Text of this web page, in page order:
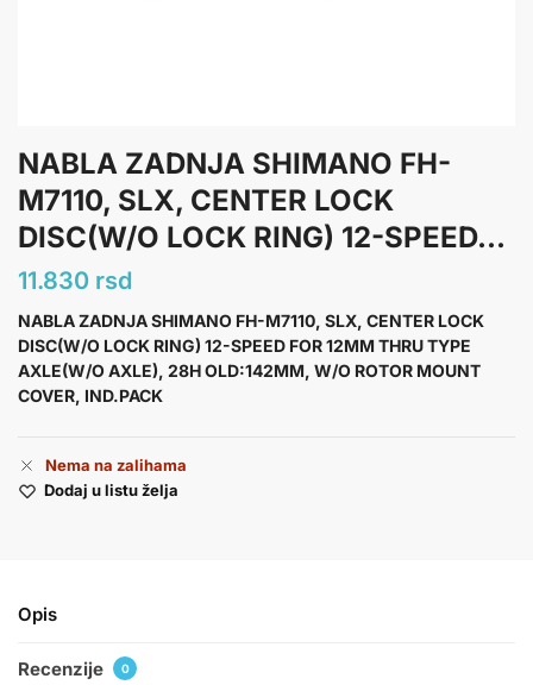
NABLA ZADNJA SHIMANO FH-
M7110, SLX, CENTER LOCK
DISC(W/O LOCK RING) 12-SPEED...
11.830 rsd
NABLA ZADNJA SHIMANO FH-M7110, SLX, CENTER LOCK
DISC(W/O LOCK RING) 12-SPEED FOR 12MM THRU TYPE
AXLE(W/O AXLE), 28H OLD:142MM, W/O ROTOR MOUNT
COVER, IND.PACK
Nema na zalihama
Dodaj u listu želja
Opis
Recenzije 0